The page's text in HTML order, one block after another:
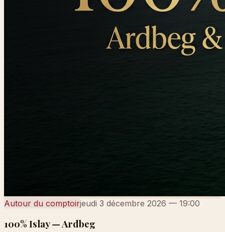
Autour du comptoirjeudi 3 décembre 2026 — 19:00
100% Islay — Ardbeg